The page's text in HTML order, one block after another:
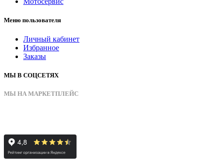
Меню пользователя
Личный кабинет
Избранное
Заказы
МЫ В СОЦСЕТЯХ
МЫ НА МАРКЕТПЛЕЙС